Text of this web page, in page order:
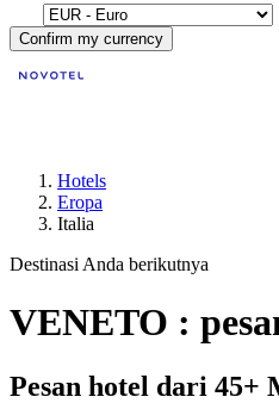
Confirm my currency
Hotels
Eropa
Italia
Destinasi Anda berikutnya
VENETO :
Pesan hotel dari 45+